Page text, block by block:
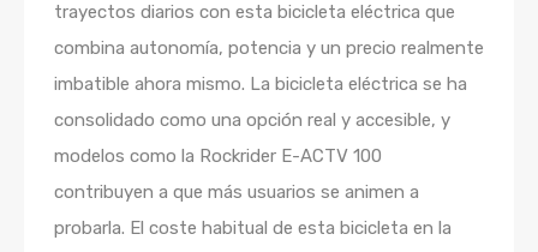
trayectos diarios con esta bicicleta eléctrica que
combina autonomía, potencia y un precio realmente
imbatible ahora mismo. La bicicleta eléctrica se ha
consolidado como una opción real y accesible, y
modelos como la Rockrider E-ACTV 100
contribuyen a que más usuarios se animen a
probarla. El coste habitual de esta bicicleta en la